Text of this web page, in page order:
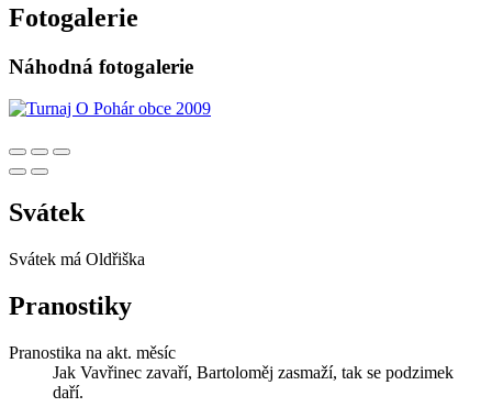
Fotogalerie
Náhodná fotogalerie
Svátek
Svátek má Oldřiška
Pranostiky
Pranostika na akt. měsíc
Jak Vavřinec zavaří, Bartoloměj zasmaží, tak se podzimek
daří.